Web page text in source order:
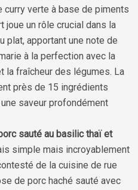
curry verte à base de piments
joue un rôle crucial dans la
plat, apportant une note de
à la perfection avec la
la fraîcheur des légumes. La
près de 15 ingrédients
saveur profondément
sauté au basilic thaï et
simple mais incroyablement
de la cuisine de rue
de porc haché sauté avec